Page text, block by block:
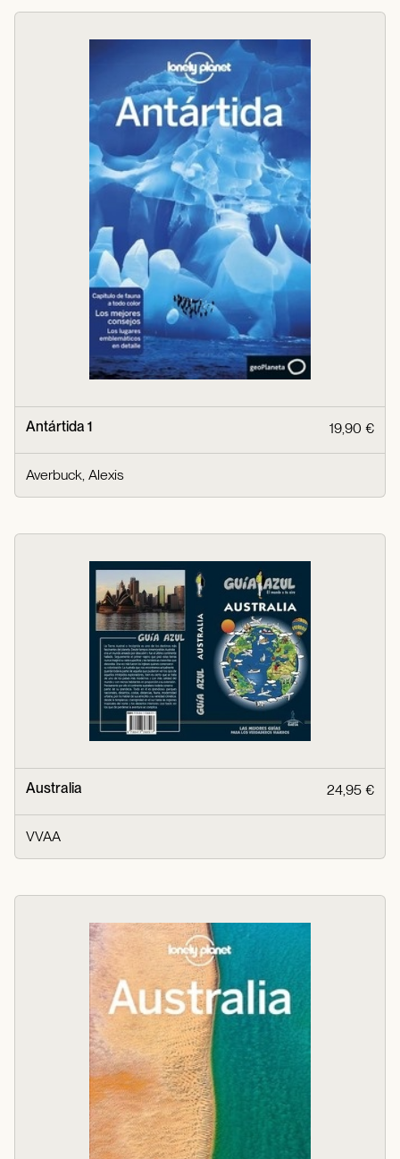
Antártida 1 19,90 €
Averbuck, Alexis
Australia 24,95 €
VVAA